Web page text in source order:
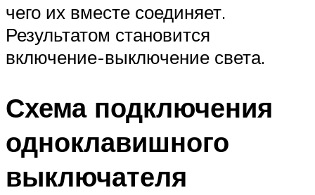
чего их вместе соединяет.
Результатом становится
включение-выключение света.
Схема подключения
одноклавишного
выключателя